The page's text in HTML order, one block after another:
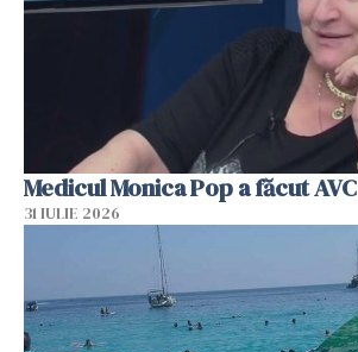
Medicul Monica Pop a făcut AVC
31 IULIE 2026